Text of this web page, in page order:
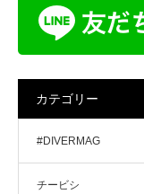
カテゴリー
#DIVERMAG
チービシ